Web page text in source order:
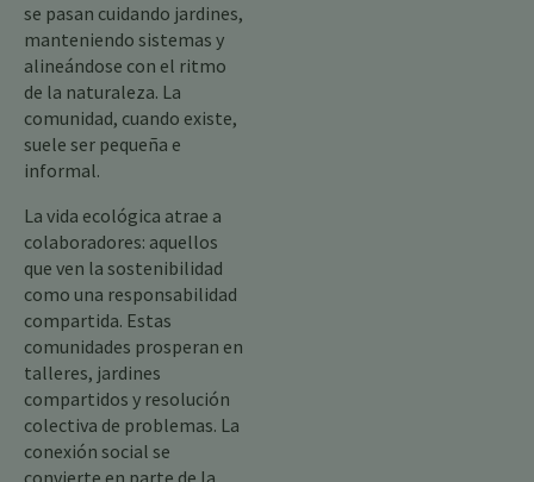
se pasan cuidando jardines,
manteniendo sistemas y
alineándose con el ritmo
de la naturaleza. La
comunidad, cuando existe,
suele ser pequeña e
informal.
La vida ecológica atrae a
colaboradores: aquellos
que ven la sostenibilidad
como una responsabilidad
compartida. Estas
comunidades prosperan en
talleres, jardines
compartidos y resolución
colectiva de problemas. La
conexión social se
convierte en parte de la